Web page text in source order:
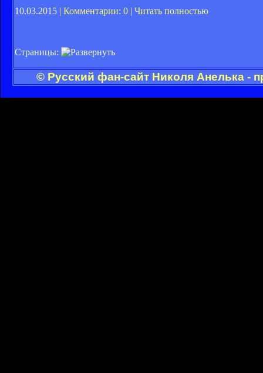
10.03.2015 | Комментарии: 0 | Читать полностью
Страницы:
© Русский фан-сайт Николя Анелька -